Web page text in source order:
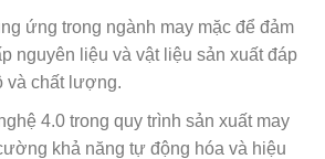
ứng trong ngành may mặc để đảm
nguyên liệu và vật liệu sản xuất đáp
và chất lượng.
4.0 trong quy trình sản xuất may
khả năng tự động hóa và hiệu